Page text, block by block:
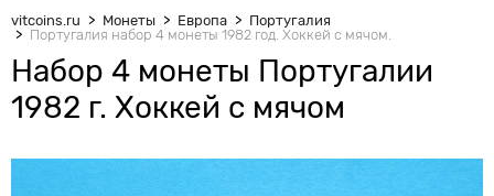
vitcoins.ru Монеты Европа
Португалия
Португалия набор 4 монеты 1982 год. Хоккей с мячом.
Набор 4 монеты Португалии
1982 г. Хоккей с мячом